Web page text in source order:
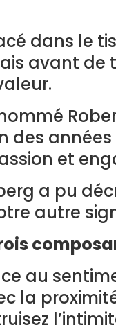
dans le
avant de
des
et
a pu
autre
au
la